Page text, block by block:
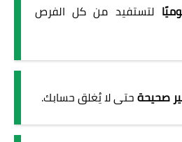
لتستفيد من كل الفرص
صحيحةحتى لا يُغلق حسابك.